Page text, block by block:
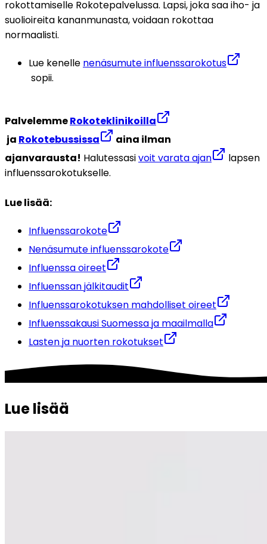
rokottamiselle Rokotepalvelussa. Lapsi, joka saa iho- ja
suolioireita kananmunasta, voidaan rokottaa
normaalisti.
Lue kenelle nenäsumute influenssarokotus
sopii.
Palvelemme Rokoteklinikoilla
ja Rokotebussissa
aina ilman
ajanvarausta! Halutessasi voit varata ajan
lapsen
influenssarokotukselle.
Lue lisää:
Influenssarokote
Nenäsumute influenssarokote
Influenssa oireet
Influenssan jälkitaudit
Influenssarokotuksen mahdolliset oireet
Influenssakausi Suomessa ja maailmalla
Lasten ja nuorten rokotukset
Lue lisää